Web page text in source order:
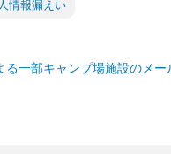
情報漏えい
る一部キャンプ場施設のメ